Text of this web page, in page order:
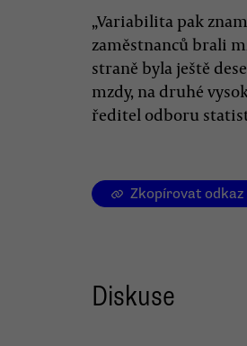
„Variabilita pak
zaměstnanců brali
straně byla ještě
mzdy, na druhé
ředitel odboru
Zkopírovat odkaz
Diskuse